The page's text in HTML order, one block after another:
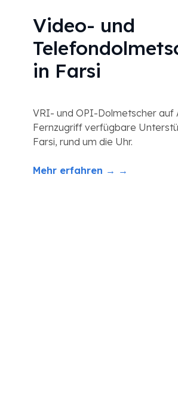
Video- und
in Farsi
VRI- und OPI-Dolmetscher auf
Fernzugriff verfügbare
Farsi, rund um die Uhr.
Mehr erfahren → →